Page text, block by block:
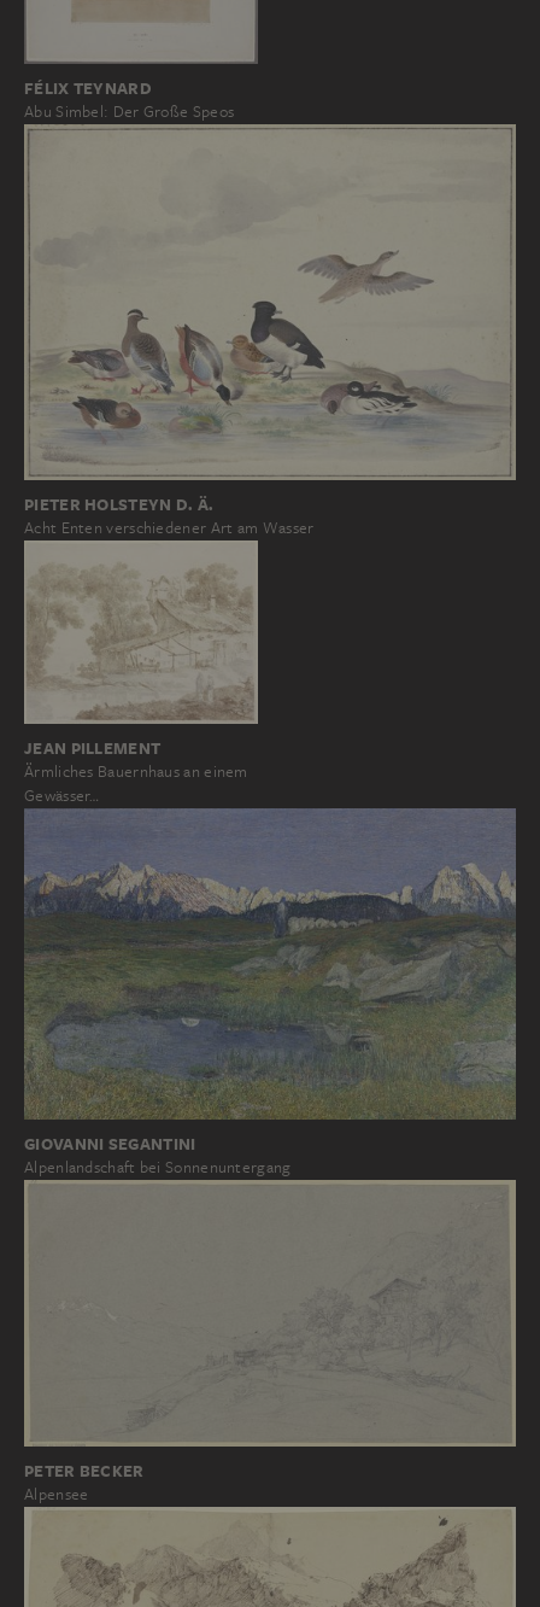
FÉLIX TEYNARD
Abu Simbel: Der Große Speos
PIETER HOLSTEYN D. Ä.
Acht Enten verschiedener Art am Wasser
JEAN PILLEMENT
Ärmliches Bauernhaus an einem
Gewässer…
GIOVANNI SEGANTINI
Alpenlandschaft bei Sonnenuntergang
PETER BECKER
Alpensee